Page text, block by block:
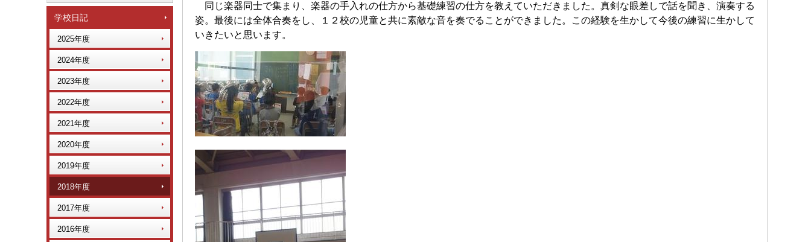
学校日記
2025年度
2024年度
2023年度
2022年度
2021年度
2020年度
2019年度
2018年度
2017年度
2016年度
同じ楽器同士で集まり、楽器の手入れの仕方から基礎練習の仕方を教えていただきました。真剣な眼差しで話を聞き、演奏する
姿。最後には全体合奏をし、１２校の児童と共に素敵な音を奏でることができました。この経験を生かして今後の練習に生かして
いきたいと思います。